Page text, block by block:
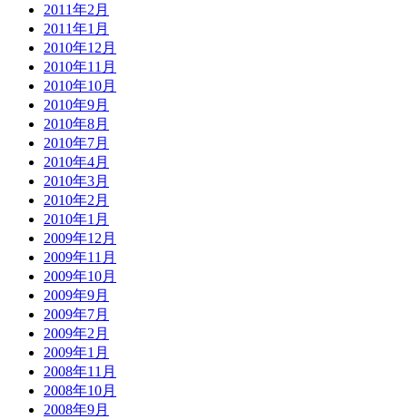
2011年2月
2011年1月
2010年12月
2010年11月
2010年10月
2010年9月
2010年8月
2010年7月
2010年4月
2010年3月
2010年2月
2010年1月
2009年12月
2009年11月
2009年10月
2009年9月
2009年7月
2009年2月
2009年1月
2008年11月
2008年10月
2008年9月